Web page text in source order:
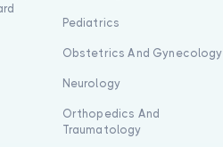
Pediatrics
Obstetrics And Gynecology
Neurology
Orthopedics And
Traumatology